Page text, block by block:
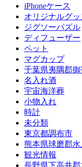
iPhoneケース
オリジナルグッ
ジグソーパズル
ディフューザー
ペット
マグカップ
千葉県夷隅郡
名入れ酒
宇宙海洋葬
小物入れ
時計
未分類
東京都調布市
熊本県球磨郡
観光情報
長野県下高井